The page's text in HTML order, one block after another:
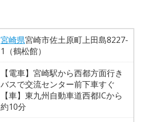
宮崎県宮崎市佐土原町上田島8227-
1（鶴松館）
【電車】宮崎駅から西都方面行き
バスで交流センター前下車すぐ
【車】東九州自動車道西都ICから
約10分